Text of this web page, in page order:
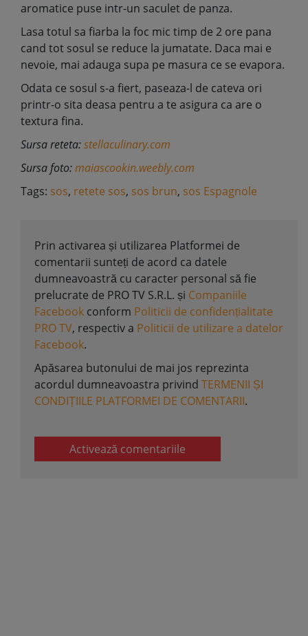
aromatice puse intr-un saculet de panza.
Lasa totul sa fiarba la foc mic timp de 2 ore pana
cand tot sosul se reduce la jumatate. Daca mai e
nevoie, mai adauga supa pe masura ce se evapora.
Odata ce sosul s-a fiert, paseaza-l de cateva ori
printr-o sita deasa pentru a te asigura ca are o
textura fina.
Sursa reteta:stellaculinary.com
Sursa foto:maiascookin.weebly.com
Tags: sos, retete sos, sos brun, sos Espagnole
Prin activarea și utilizarea Platformei de
comentarii sunteți de acord ca datele
dumneavoastră cu caracter personal să fie
prelucrate de PRO TV S.R.L. și Companiile
Facebook conform Politicii de confidențialitate
PRO TV, respectiv a Politicii de utilizare a datelor
Facebook.
Apăsarea butonului de mai jos reprezinta
acordul dumneavoastra privind TERMENII ȘI
CONDIȚIILE PLATFORMEI DE COMENTARII.
Activează comentariile